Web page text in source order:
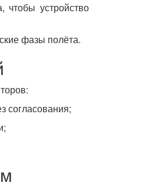
чтобы устройство
фазы полёта.
согласования;